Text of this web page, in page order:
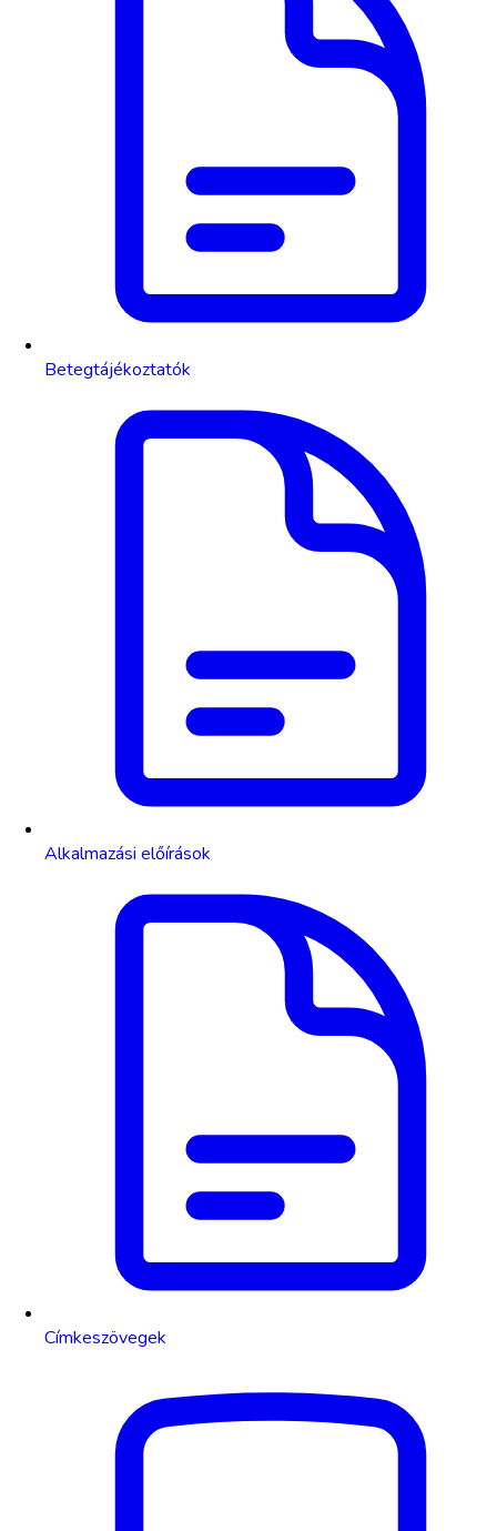
Betegtájékoztatók
Alkalmazási előírások
Címkeszövegek